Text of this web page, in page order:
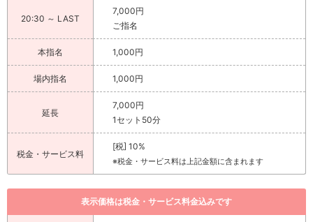
20:30 ～ LAST
7,000円
ご指名
本指名 1,000円
場内指名 1,000円
延長
7,000円
1セット50分
税金・サービス料
[税] 10%
※税金・サービス料は上記金額に含まれます
表示価格は税金・サービス料金込みです